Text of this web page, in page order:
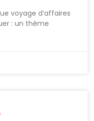
voyage d’affaires
: un thème